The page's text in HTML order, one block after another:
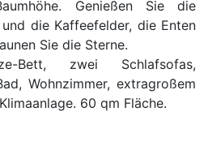
Genießen Sie die
die Kaffeefelder, die Enten
Sie die Sterne.
Bett, zwei Schlafsofas,
Wohnzimmer, extragroßem
60 qm Fläche.